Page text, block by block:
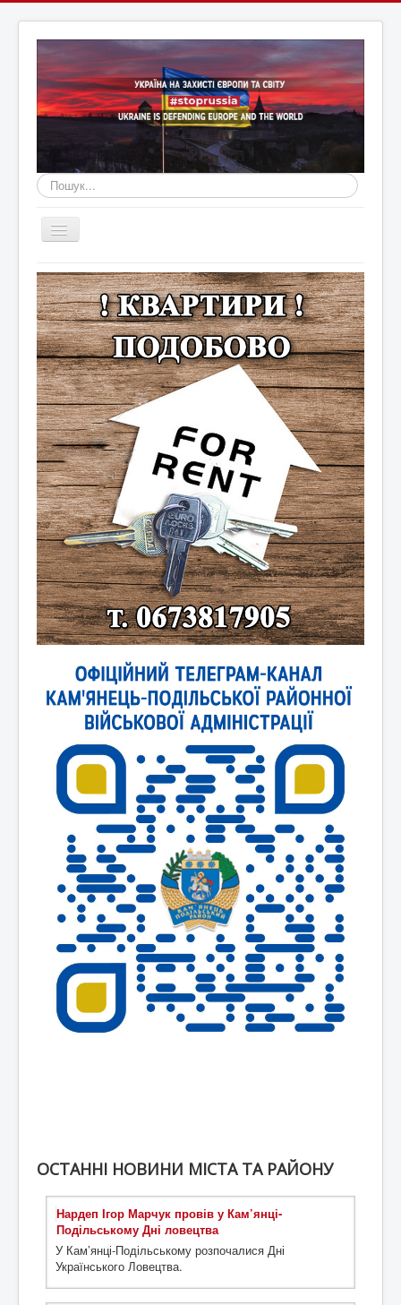
Пошук...
Перемикач
навігації
Головна
Війна Росії з Україною
Оголошення
Новини Кам'янця та регіону
Новини Хмельниччини
Новини України
Новини світу
Контакти та зв'язок
Афіша
Відеоматеріали
ОСТАННІ НОВИНИ МІСТА ТА РАЙОНУ
Нардеп Ігор Марчук провів у Кам’янці-
Подільському Дні ловецтва
У Кам’янці-Подільському розпочалися Дні
Українського Ловецтва.